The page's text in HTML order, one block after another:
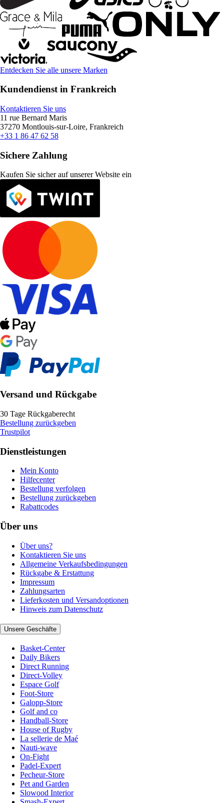
Entdecken Sie alle unsere Marken
Kundendienst in Frankreich
Kontaktieren Sie uns
11 rue Bernard Maris
37270 Montlouis-sur-Loire, Frankreich
+33 1 86 47 62 58
Sichere Zahlung
Kaufen Sie sicher auf unserer Website ein
Versand und Rückgabe
30 Tage Rückgaberecht
Bestellung zurückgeben
Trustpilot
Dienstleistungen
Mein Konto
Hilfecenter
Bestellung verfolgen
Bestellung zurückgeben
Rabattcodes
Über uns
Über uns?
Kontaktieren Sie uns
Allgemeine Verkaufsbedingungen
Rückgabe & Erstattung
Impressum
Zahlungsarten
Lieferkosten und Versandoptionen
Hinweis zum Datenschutz
Unsere Geschäfte
Basket-Center
Daily Bikers
Direct Running
Direct-Volley
Espace Golf
Foot-Store
Galopp-Store
Golf and co
Handball-Store
House of Rugby
La sellerie de Maé
Nauti-wave
On-Fight
Padel-Expert
Pecheur-Store
Pet and Garden
Slowood Interior